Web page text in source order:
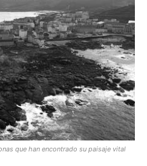
que han encontrado su paisaje vital